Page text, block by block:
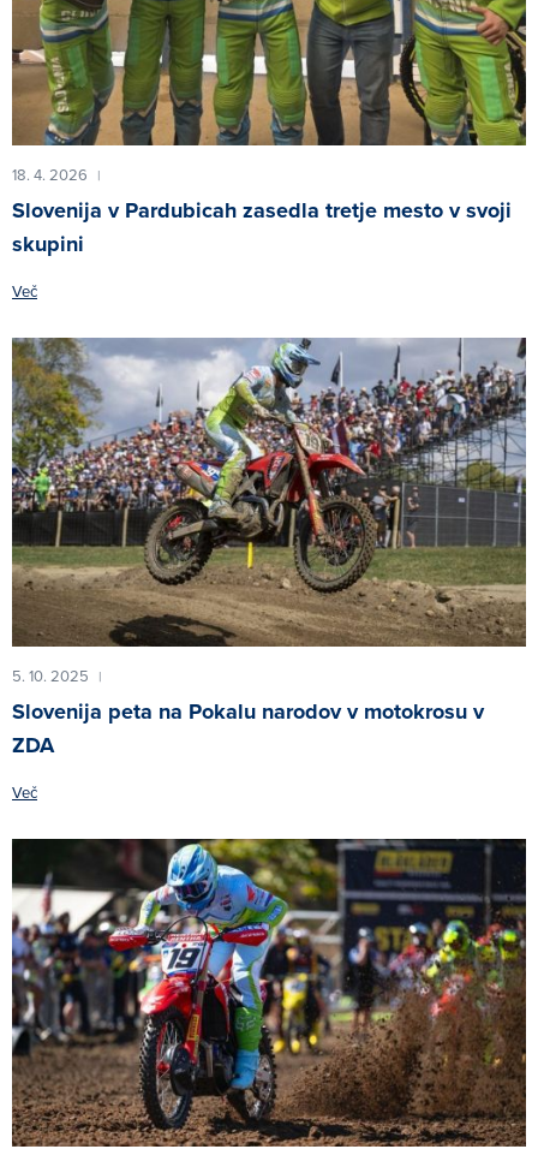
18. 4. 2026 |
Slovenija v Pardubicah zasedla tretje mesto v svoji
skupini
Več
5. 10. 2025 |
Slovenija peta na Pokalu narodov v motokrosu v
ZDA
Več